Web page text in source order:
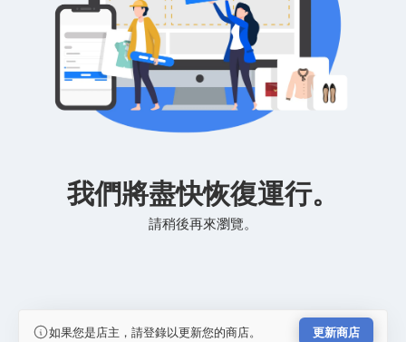
我們將盡快恢復運行。
請稍後再來瀏覽。
如果您是店主，請登錄以更新您的商店。 更新商店